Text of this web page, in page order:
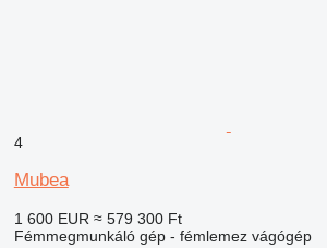
4
Mubea
1 600 EUR ≈ 579 300 Ft
Fémmegmunkáló gép - fémlemez vágógép